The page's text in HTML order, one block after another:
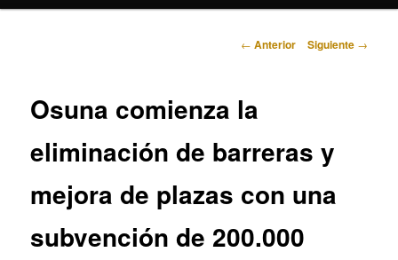
Navegación
← Anterior Siguiente →
Osuna comienza la
eliminación de barreras y
mejora de plazas con una
subvención de 200.000